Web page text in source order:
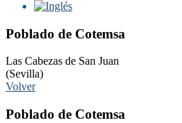
Poblado de Cotemsa
Las Cabezas de San Juan
(Sevilla)
Volver
Poblado de Cotemsa